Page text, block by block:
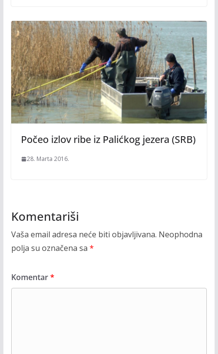
Počeo izlov ribe iz Palićkog jezera (SRB)
28. Marta 2016.
Komentariši
Vaša email adresa neće biti objavljivana. Neophodna
polja su označena sa *
Komentar*